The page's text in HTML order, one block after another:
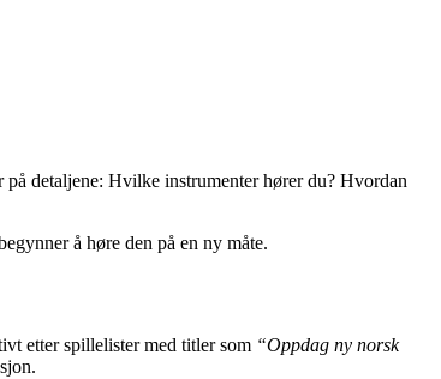
detaljene: Hvilke instrumenter hører du? Hvordan
å høre den på en ny måte.
etter spillelister med titler som “Oppdag ny norsk